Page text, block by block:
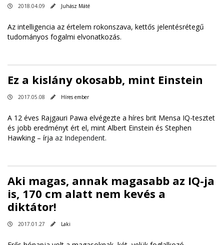
2018.04.09 Juhász Máté
Az intelligencia az értelem rokonszava, kettős jelentésrétegű
tudományos fogalmi elvonatkozás.
Ez a kislány okosabb, mint Einstein
2017.05.08 Híres ember
A 12 éves Rajgauri Pawa elvégezte a híres brit Mensa IQ-tesztet
és jobb eredményt ért el, mint Albert Einstein és Stephen
Hawking – írja az Independent.
Aki magas, annak magasabb az IQ-ja
is, 170 cm alatt nem kevés a
diktátor!
2017.01.27 Laki